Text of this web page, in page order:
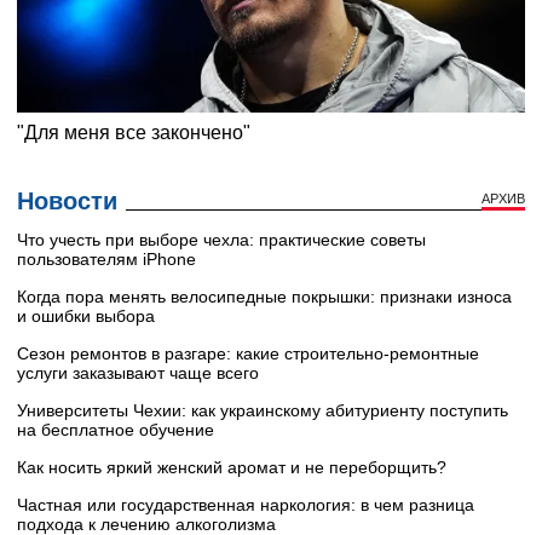
Новости АРХИВ
Что учесть при выборе чехла: практические советы
пользователям iPhone
Когда пора менять велосипедные покрышки: признаки износа
и ошибки выбора
Сезон ремонтов в разгаре: какие строительно-ремонтные
услуги заказывают чаще всего
Университеты Чехии: как украинскому абитуриенту поступить
на бесплатное обучение
Как носить яркий женский аромат и не переборщить?
Частная или государственная наркология: в чем разница
подхода к лечению алкоголизма